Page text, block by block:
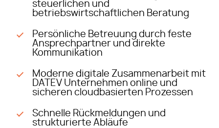
steuerlichen und
betriebswirtschaftlichen Beratung
Persönliche Betreuung durch feste
Ansprechpartner und direkte
Kommunikation
Moderne digitale Zusammenarbeit mit
DATEV Unternehmen online und
sicheren cloudbasierten Prozessen
Schnelle Rückmeldungen und
strukturierte Abläufe